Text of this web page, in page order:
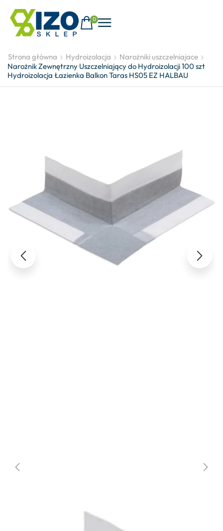
0
Strona główna Hydroizolacja
Narożniki uszczelniajace
Narożnik Zewnętrzny Uszczelniający do Hydroizolacji 100 szt
Hydroizolacja Łazienka Balkon Taras HS05 EZ HALBAU